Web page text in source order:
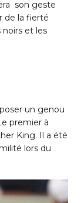
son geste
de la fierté
noirs et les
un genou
premier à
King. Il a été
lors du